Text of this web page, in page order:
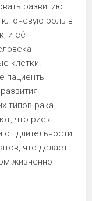
развитию
ключевую роль в
и её
клетки.
пациенты
типов рака.
что риск
длительности
что делает
жизненно